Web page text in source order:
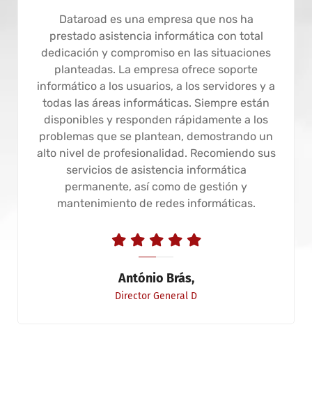
Dataroad es una empresa que nos ha
prestado asistencia informática con total
dedicación y compromiso en las situaciones
planteadas. La empresa ofrece soporte
informático a los usuarios, a los servidores y a
todas las áreas informáticas. Siempre están
disponibles y responden rápidamente a los
problemas que se plantean, demostrando un
alto nivel de profesionalidad. Recomiendo sus
servicios de asistencia informática
permanente, así como de gestión y
mantenimiento de redes informáticas.
António Brás,
Director General D